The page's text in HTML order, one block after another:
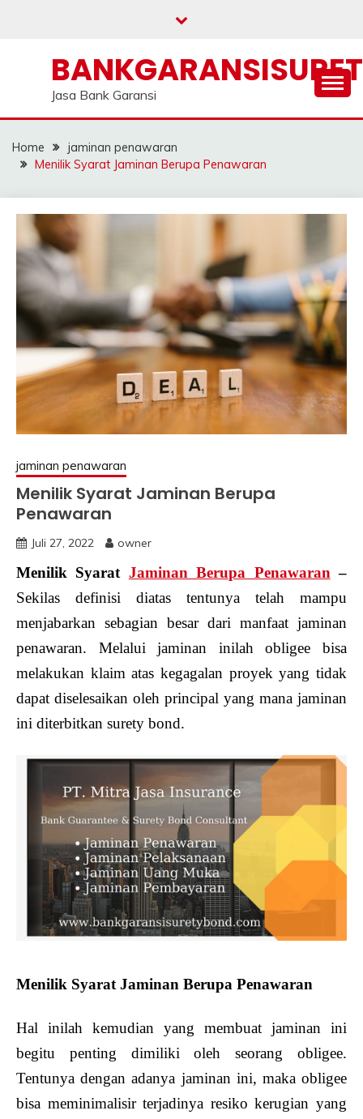
Jasa Bank Garansi
Home
jaminan penawaran
Menilik Syarat Jaminan Berupa Penawaran
jaminan penawaran
Menilik Syarat Jaminan Berupa
Penawaran
Juli 27, 2022 owner
Menilik Syarat Jaminan Berupa Penawaran –
Sekilas definisi diatas tentunya telah mampu
menjabarkan sebagian besar dari manfaat jaminan
penawaran. Melalui jaminan inilah obligee bisa
melakukan klaim atas kegagalan proyek yang tidak
dapat diselesaikan oleh principal yang mana jaminan
ini diterbitkan surety bond.
Menilik Syarat Jaminan Berupa Penawaran
Hal inilah kemudian yang membuat jaminan ini
begitu penting dimiliki oleh seorang obligee.
Tentunya dengan adanya jaminan ini, maka obligee
bisa meminimalisir terjadinya resiko kerugian yang